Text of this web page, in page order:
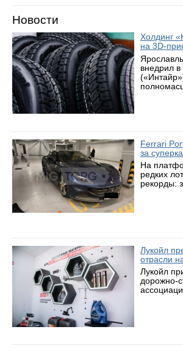
Новости
Холдинг
на 3D-
внедрил
Ferrari
за
На
редких
рекорды:
Лукойл
отрасли
Лукойл
дорожно-